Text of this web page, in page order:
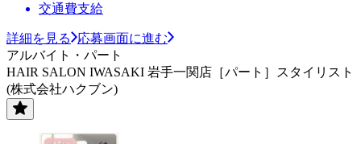
交通費支給
詳細を見る
応募画面に進む
アルバイト・パート
HAIR SALON IWASAKI 岩手一関店［パート］スタイリスト
(株式会社ハクブン)